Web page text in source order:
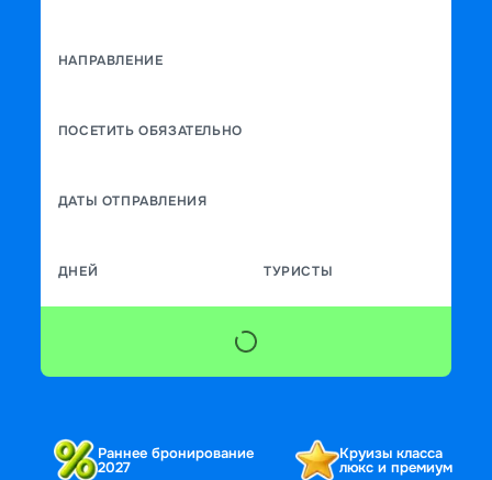
НАПРАВЛЕНИЕ
ПОСЕТИТЬ ОБЯЗАТЕЛЬНО
ДАТЫ ОТПРАВЛЕНИЯ
ДНЕЙ ТУРИСТЫ
Раннее бронирование
2027
Круизы класса
люкс и премиум